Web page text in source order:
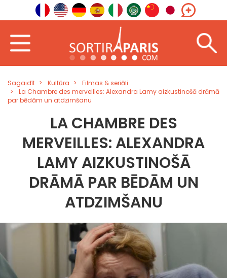
Sagaidīt Kultūra
Filmas & seriāli
La Chambre des merveilles: Alexandra Lamy aizkustinošā drāmā
par bēdām un atdzimšanu
LA CHAMBRE DES
MERVEILLES: ALEXANDRA
LAMY AIZKUSTINOŠĀ
DRĀMĀ PAR BĒDĀM UN
ATDZIMŠANU